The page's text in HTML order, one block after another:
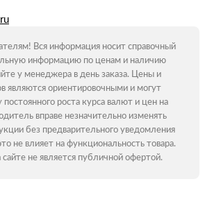
Вся информация носит справочный
информацию по ценам и наличию
у менеджера в день заказа. Цены и
являются ориентировочными и могут
постоянного роста курса валют и цен на
вправе незначительно изменять
без предварительного уведомления
не влияет на функциональность товара.
не является публичной офертой.